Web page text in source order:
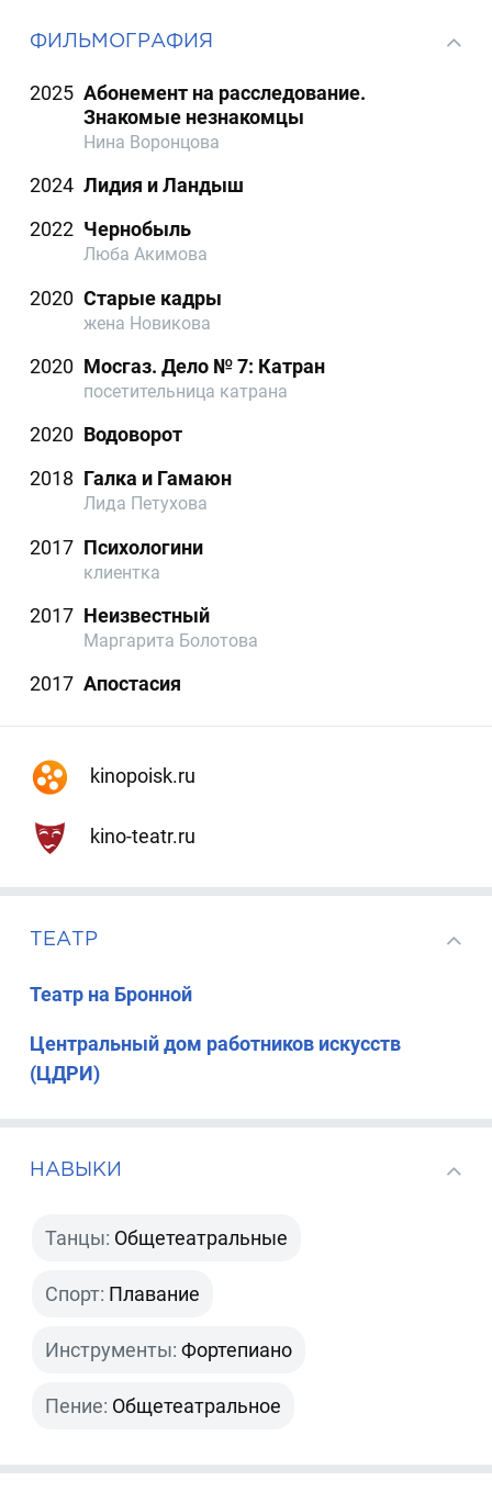
ФИЛЬМОГРАФИЯ
2025 Абонемент на расследование.
Знакомые незнакомцы
Нина Воронцова
2024 Лидия и Ландыш
2022 Чернобыль
Люба Акимова
2020 Старые кадры
жена Новикова
2020 Мосгаз. Дело № 7: Катран
посетительница катрана
2020 Водоворот
2018 Галка и Гамаюн
Лида Петухова
2017 Психологини
клиентка
2017 Неизвестный
Маргарита Болотова
2017 Апостасия
kinopoisk.ru
kino-teatr.ru
ТЕАТР
Театр на Бронной
Центральный дом работников искусств
(ЦДРИ)
НАВЫКИ
Танцы: Общетеатральные
Спорт: Плавание
Инструменты: Фортепиано
Пение: Общетеатральное